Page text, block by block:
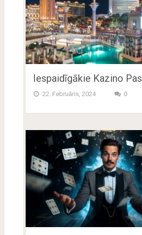
Iespaidīgākie Kazino
22. Februāris, 2024 0